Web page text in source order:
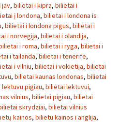
jav, bilietai i kipra, bilietai i
į londoną, bilietai i londona is
, bilietai i londona pigus, bilietai i
i norvegija, bilietai i olandija,
i roma, bilietai i ryga, bilietai i
i tailanda, bilietai i tenerife,
i vilniu, bilietai i vokietija, bilietai
, bilietai kaunas londonas, bilietai
pigiau, bilietai lektuvui,
vilnius, bilietai pigiau, bilietai
skrydziai, bilietai vilnius
kainos, bilietu kainos i anglija,